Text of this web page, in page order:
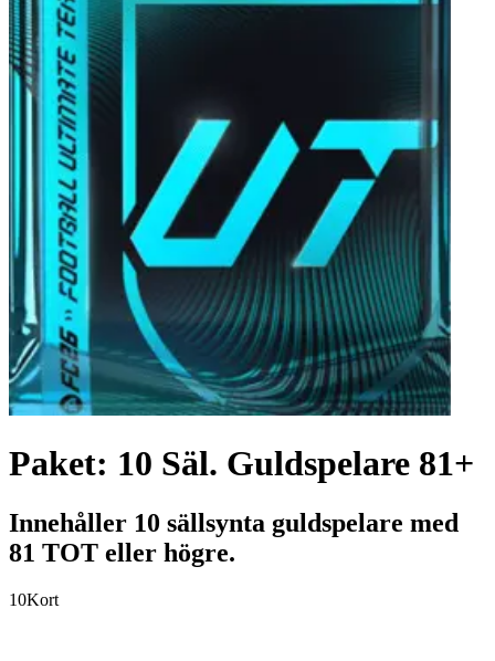
Paket: 10 Säl. Guldspelare 81+
Innehåller 10 sällsynta guldspelare med
81 TOT eller högre.
10Kort